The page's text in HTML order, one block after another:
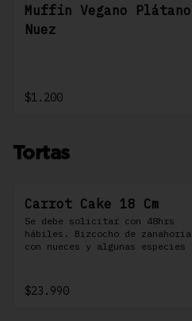
Muffin Vegano Plátano
Nuez
$1.200
Tortas
Carrot Cake 18 Cm
Se debe solicitar con 48hrs
hábiles. Bizcocho de zanahoria
con nueces y algunas especies
crema.
$23.990